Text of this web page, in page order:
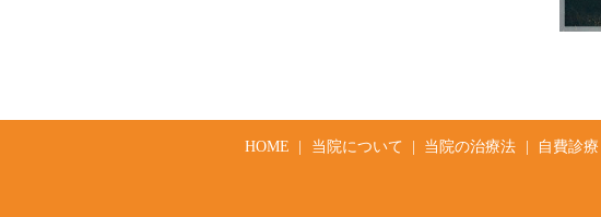
HOME 当院について 当院の治療法 自費診療